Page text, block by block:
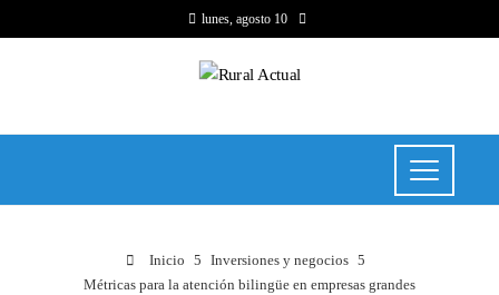
lunes, agosto 10
Inicio
Inversiones y negocios
Métricas para la atención bilingüe en empresas grandes